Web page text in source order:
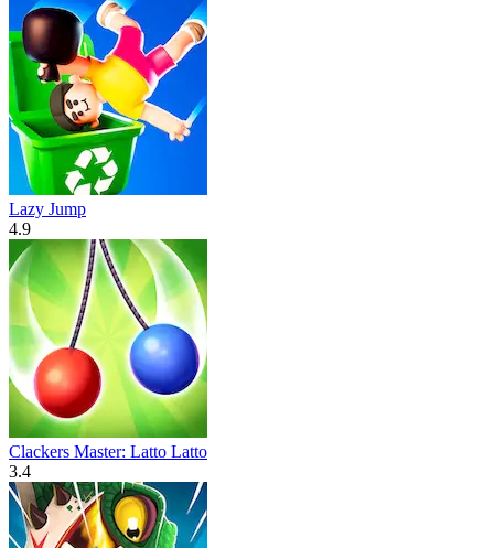
Lazy Jump
4.9
Clackers Master: Latto Latto
3.4